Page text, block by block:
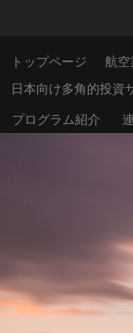
トップページ 航空
日本向け多角的投資
プログラム紹介